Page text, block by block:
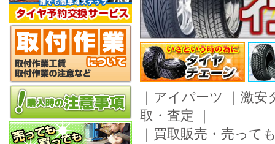
｜ アイパーツ ｜ 激安
取・査定 ｜
｜ 買取販売・売って